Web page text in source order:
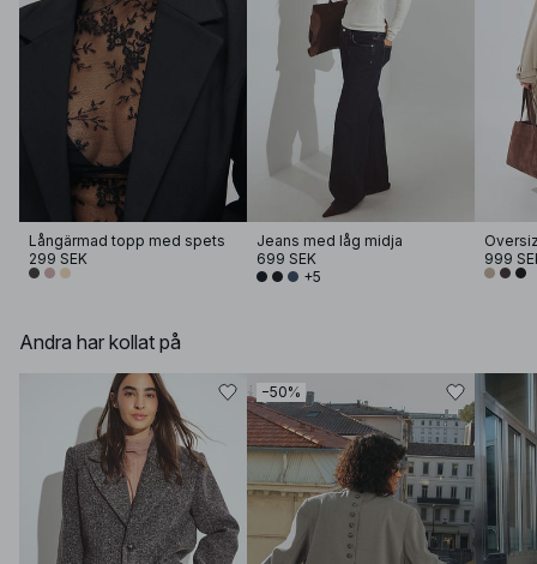
Långärmad topp med spets
299 SEK
Jeans med låg midja
699 SEK
+5
999
Andra har kollat på
−50%